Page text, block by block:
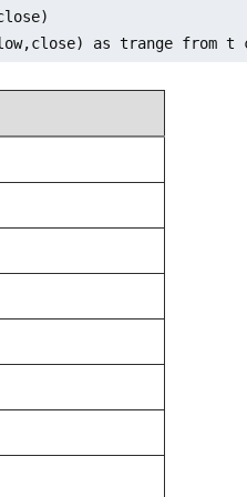
as trange from t